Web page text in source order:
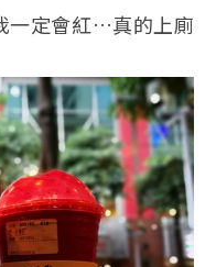
一定會紅…真的上廁